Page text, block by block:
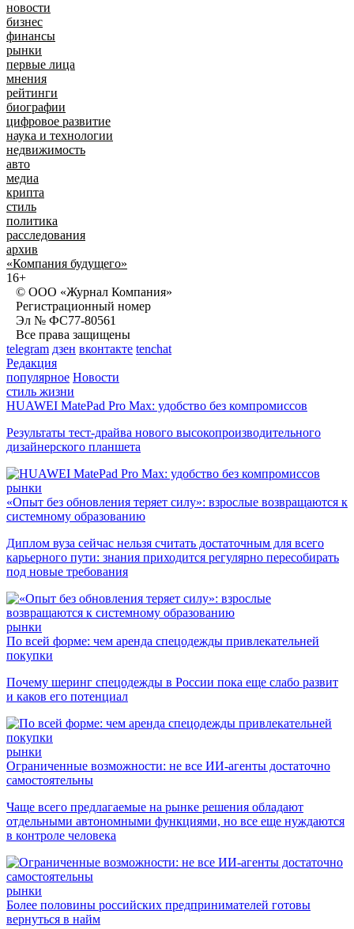
новости
бизнес
финансы
рынки
первые лица
мнения
рейтинги
биографии
цифровое развитие
наука и технологии
недвижимость
авто
медиа
крипта
стиль
политика
расследования
архив
«Компания будущего»
16+
© ООО «Журнал Компания»
Регистрационный номер
Эл № ФС77-80561
Все права защищены
telegram дзен вконтакте tenchat
Редакция
популярное Новости
стиль жизни
HUAWEI MatePad Pro Max: удобство без компромиссов
Результаты тест-драйва нового высокопроизводительного
дизайнерского планшета
рынки
«Опыт без обновления теряет силу»: взрослые возвращаются к
системному образованию
Диплом вуза сейчас нельзя считать достаточным для всего
карьерного пути: знания приходится регулярно пересобирать
под новые требования
рынки
По всей форме: чем аренда спецодежды привлекательней
покупки
Почему шеринг спецодежды в России пока еще слабо развит
и каков его потенциал
рынки
Ограниченные возможности: не все ИИ-агенты достаточно
самостоятельны
Чаще всего предлагаемые на рынке решения обладают
отдельными автономными функциями, но все еще нуждаются
в контроле человека
рынки
Более половины российских предпринимателей готовы
вернуться в найм